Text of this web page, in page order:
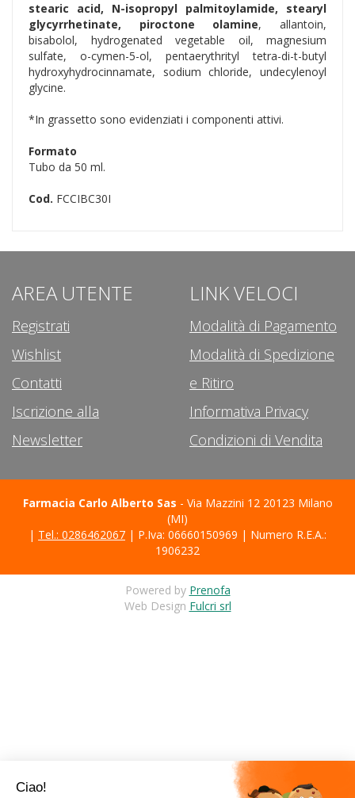
stearic acid, N-isopropyl palmitoylamide, stearyl
glycyrrhetinate, piroctone olamine, allantoin,
bisabolol, hydrogenated vegetable oil, magnesium
sulfate, o-cymen-5-ol, pentaerythrityl tetra-di-t-butyl
hydroxyhydrocinnamate, sodium chloride, undecylenoyl
glycine.
*In grassetto sono evidenziati i componenti attivi.
Formato
Tubo da 50 ml.
Cod. FCCIBC30I
AREA UTENTE
Registrati
Wishlist
Contatti
Iscrizione alla
Newsletter
LINK VELOCI
Modalità di Pagamento
Modalità di Spedizione
e Ritiro
Informativa Privacy
Condizioni di Vendita
Farmacia Carlo Alberto Sas - Via Mazzini 12 20123 Milano
(MI)
| Tel.: 0286462067 | P.Iva: 06660150969 | Numero R.E.A.:
1906232
Powered by Prenofa
Web Design Fulcri srl